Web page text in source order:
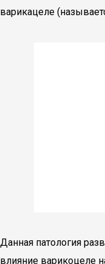
варикацеле
Данная патология
влияние варикоцеле